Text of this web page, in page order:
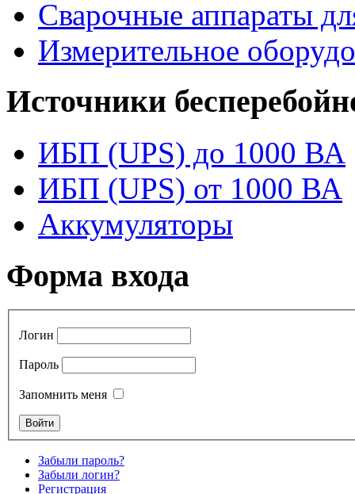
Сварочные аппараты
Измерительное
Источники
ИБП (UPS) до 1000 ВА
ИБП (UPS) от 1000 ВА
Аккумуляторы
Форма входа
Логин
Пароль
Запомнить меня
Забыли пароль?
Забыли логин?
Регистрация